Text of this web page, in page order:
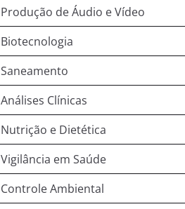
Produção de Áudio e Vídeo
Biotecnologia
Saneamento
Análises Clínicas
Nutrição e Dietética
Vigilância em Saúde
Controle Ambiental